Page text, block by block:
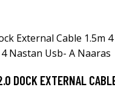
DOCK EXTERNAL